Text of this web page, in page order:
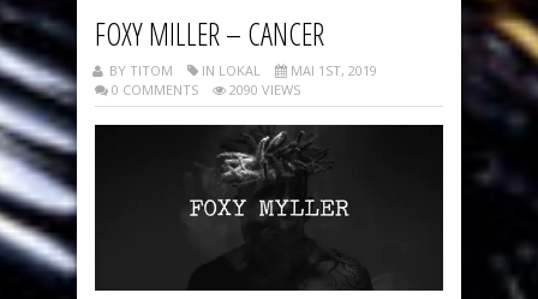
FOXY MILLER – CANCER
BY TITOM IN LOKAL
MAI 1ST, 2019
0 COMMENTS
2090 VIEWS